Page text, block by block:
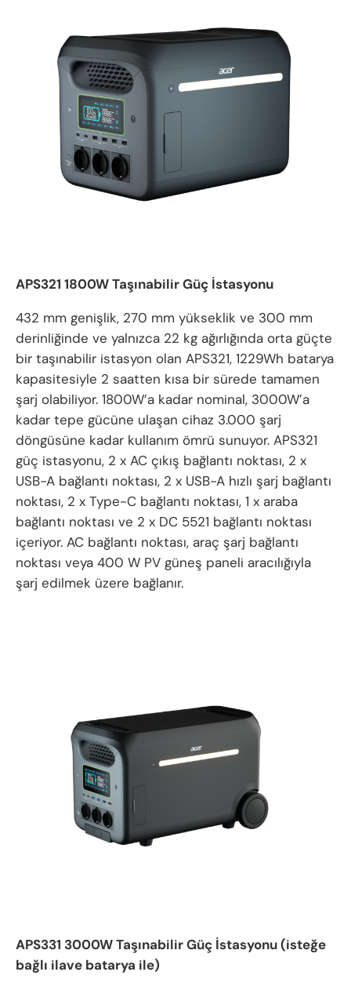
APS321 1800W Taşınabilir Güç İstasyonu
432 mm genişlik, 270 mm yükseklik ve 300 mm
derinliğinde ve yalnızca 22 kg ağırlığında orta güçte
bir taşınabilir istasyon olan APS321, 1229Wh batarya
kapasitesiyle 2 saatten kısa bir sürede tamamen
şarj olabiliyor. 1800W’a kadar nominal, 3000W’a
kadar tepe gücüne ulaşan cihaz 3.000 şarj
döngüsüne kadar kullanım ömrü sunuyor. APS321
güç istasyonu, 2 x AC çıkış bağlantı noktası, 2 x
USB-A bağlantı noktası, 2 x USB-A hızlı şarj bağlantı
noktası, 2 x Type-C bağlantı noktası, 1 x araba
bağlantı noktası ve 2 x DC 5521 bağlantı noktası
içeriyor. AC bağlantı noktası, araç şarj bağlantı
noktası veya 400 W PV güneş paneli aracılığıyla
şarj edilmek üzere bağlanır.
APS331 3000W Taşınabilir Güç İstasyonu (isteğe
bağlı ilave batarya ile)